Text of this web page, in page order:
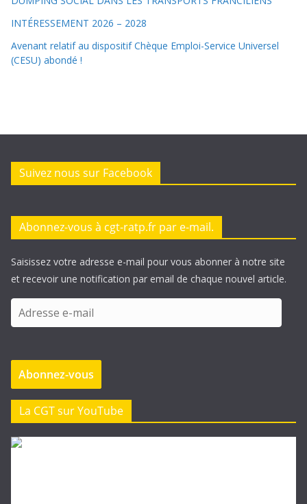
INTÉRESSEMENT 2026 – 2028
Avenant relatif au dispositif Chèque Emploi-Service Universel
(CESU) abondé !
Suivez nous sur Facebook
Abonnez-vous à cgt-ratp.fr par e-mail.
Saisissez votre adresse e-mail pour vous abonner à notre site
et recevoir une notification par email de chaque nouvel article.
d
e
s
e
-
Abonnez-vous
La CGT sur YouTube